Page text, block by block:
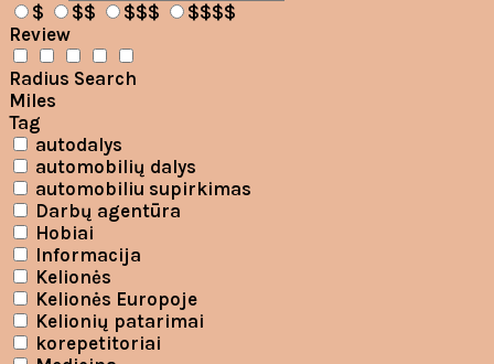
$
$$ $$$
$$$$
Review
Radius Search
Miles
Tag
autodalys
automobilių dalys
automobiliu supirkimas
Darbų agentūra
Hobiai
Informacija
Kelionės
Kelionės Europoje
Kelionių patarimai
korepetitoriai